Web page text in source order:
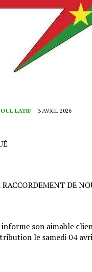
LATIF 3 AVRIL 2026
RACCORDEMENT DE
informe son aimable
le samedi 04